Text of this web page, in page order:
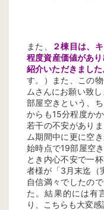
また、
２棟目は、
程度資産価値があ
紹介いただきました
す。）また、この
ムさんにお願い致
部屋空きという、
からも15分程度か
若干の不安があり
ム期間中に更に空
始時点で19部屋空
とき内心不安で一
者様が「3月末迄（
自信満々でしたの
た。結果的には有
り、こちらも大変感